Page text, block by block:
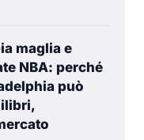
maglia e
NBA: perché
può